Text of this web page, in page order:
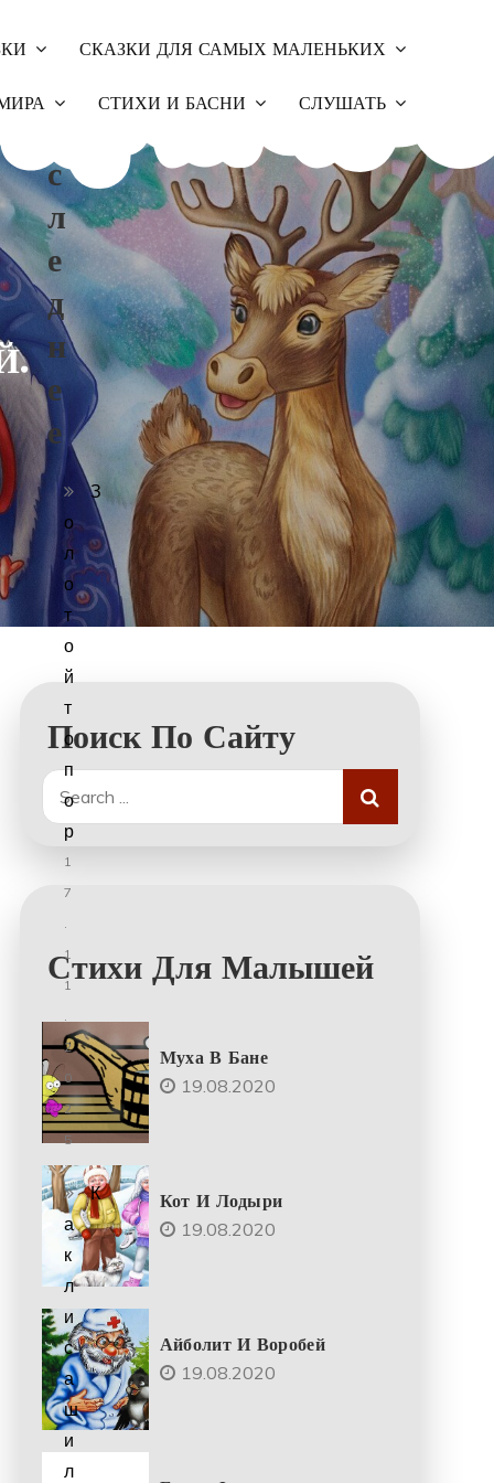
СКАЗКИ ДЛЯ САМЫХ МАЛЕНЬКИХ
СТИХИ И БАСНИ СЛУШАТЬ
Поиск По Сайту
Search
for:
Стихи Для Малышей
Муха В Бане
19.08.2020
Кот И Лодыри
19.08.2020
Айболит И Воробей
19.08.2020
С
Л
Е
Д
Н
Е
Е
З
о
л
о
т
о
й
т
о
п
о
р
1
7
.
1
1
.
2
0
2
5
К
а
к
л
и
с
а
ш
и
л